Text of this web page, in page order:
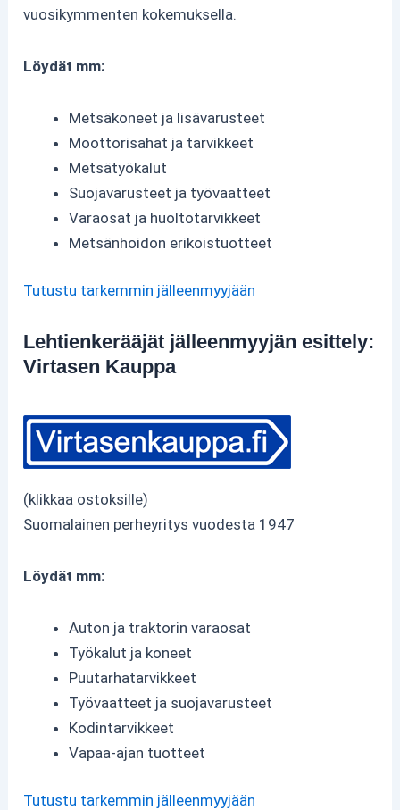
vuosikymmenten kokemuksella.
Löydät mm:
Metsäkoneet ja lisävarusteet
Moottorisahat ja tarvikkeet
Metsätyökalut
Suojavarusteet ja työvaatteet
Varaosat ja huoltotarvikkeet
Metsänhoidon erikoistuotteet
Tutustu tarkemmin jälleenmyyjään
Lehtienkerääjät jälleenmyyjän esittely:
Virtasen Kauppa
(klikkaa ostoksille)
Suomalainen perheyritys vuodesta 1947
Löydät mm:
Auton ja traktorin varaosat
Työkalut ja koneet
Puutarhatarvikkeet
Työvaatteet ja suojavarusteet
Kodintarvikkeet
Vapaa-ajan tuotteet
Tutustu tarkemmin jälleenmyyjään